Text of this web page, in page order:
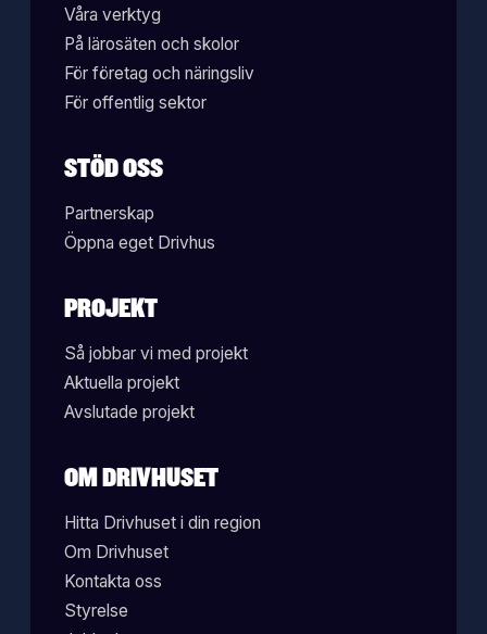
Våra verktyg
På lärosäten och skolor
För företag och näringsliv
För offentlig sektor
STÖD OSS
Partnerskap
Öppna eget Drivhus
PROJEKT
Så jobbar vi med projekt
Aktuella projekt
Avslutade projekt
OM DRIVHUSET
Hitta Drivhuset i din region
Om Drivhuset
Kontakta oss
Styrelse